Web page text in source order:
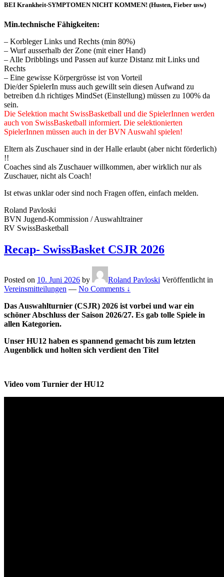
BEI Krankheit-SYMPTOMEN NICHT KOMMEN! (Husten, Fieber usw)
Min.technische Fähigkeiten:
– Korbleger Links und Rechts (min 80%)
– Wurf ausserhalb der Zone (mit einer Hand)
– Alle Dribblings und Passen auf kurze Distanz mit Links und
Rechts
– Eine gewisse Körpergrösse ist von Vorteil
Die/der SpielerIn muss auch gewillt sein diesen Aufwand zu
betreiben d.h richtiges MindSet (Einstellung) müssen zu 100% da
sein.
Die Selektion macht SwissBasketball und die SpielerInnen werden
auch von SwissBasketball informiert. Die selektionierten
SpielerInnen müssen auch in der BVN Auswahl spielen!
Eltern als Zuschauer sind in der Halle erlaubt (aber nicht förderlich)
!!
Coaches sind als Zuschauer willkommen, aber wirklich nur als
Zuschauer, nicht als Coach!
Ist etwas unklar oder sind noch Fragen offen, einfach melden.
Roland Pavloski
BVN Jugend-Kommission / Auswahltrainer
RV SwissBasketball
Recap- SwissBasket CSJR 2026
Posted on 10. Juni 2026 by Roland Pavloski Veröffentlicht in
Vereinsmitteilungen — No Comments ↓
Das Auswahlturnier (CSJR) 2026 ist vorbei und war ein
schöner Abschluss der Saison 2026/27. Es gab tolle Spiele in
allen Kategorien.
Unser HU12 haben es spannend gemacht bis zum letzten
Augenblick und holten sich verdient den Titel
Video vom Turnier der HU12